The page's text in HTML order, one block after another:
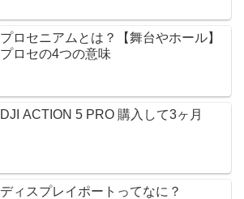
プロセニアムとは？【舞台やホール】
プロセの4つの意味
DJI ACTION 5 PRO 購入して3ヶ月
ディスプレイポートってなに？